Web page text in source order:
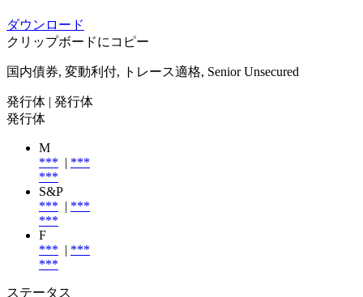
ダウンロード
クリップボードにコピー
国内債券, 変動利付, トレース適格, Senior Unsecured
発行体 | 発行体
発行体
M
*** | ***
***
S&P
*** | ***
***
F
*** | ***
***
ステータス